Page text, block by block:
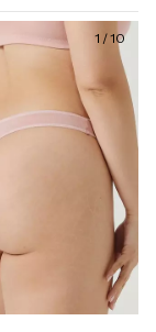
1 /10